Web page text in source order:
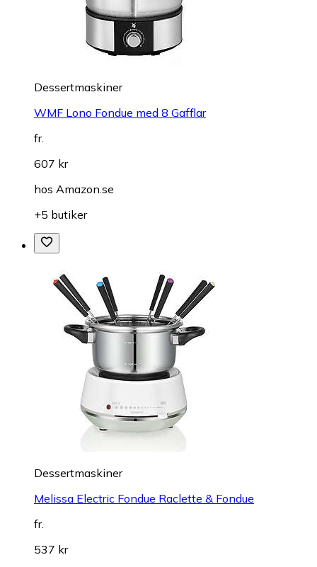
Dessertmaskiner
WMF Lono Fondue med 8 Gafflar
fr.
607 kr
hos Amazon.se
+5 butiker
Dessertmaskiner
Melissa Electric Fondue Raclette & Fondue
fr.
537 kr